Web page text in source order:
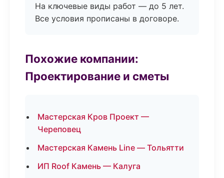
На ключевые виды работ — до 5 лет.
Все условия прописаны в договоре.
Похожие компании:
Проектирование и сметы
Мастерская Кров Проект —
Череповец
Мастерская Камень Line — Тольятти
ИП Roof Камень — Калуга